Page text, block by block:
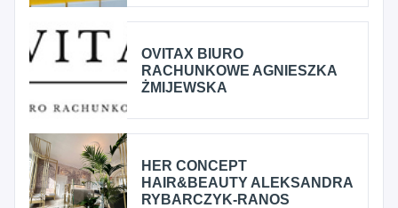
OVITAX BIURO
RACHUNKOWE AGNIESZKA
ŻMIJEWSKA
HER CONCEPT
HAIR&BEAUTY ALEKSANDRA
RYBARCZYK-RANOS